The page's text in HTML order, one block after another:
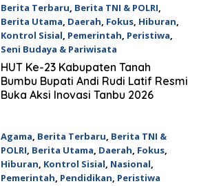
Berita Terbaru, Berita TNI & POLRI,
Berita Utama, Daerah, Fokus, Hiburan,
Kontrol Sisial, Pemerintah, Peristiwa,
Seni Budaya & Pariwisata
5 April 2026
HUT Ke-23 Kabupaten Tanah
Bumbu Bupati Andi Rudi Latif Resmi
Buka Aksi Inovasi Tanbu 2026
Agama, Berita Terbaru, Berita TNI &
POLRI, Berita Utama, Daerah, Fokus,
Hiburan, Kontrol Sisial, Nasional,
Pemerintah, Pendidikan, Peristiwa